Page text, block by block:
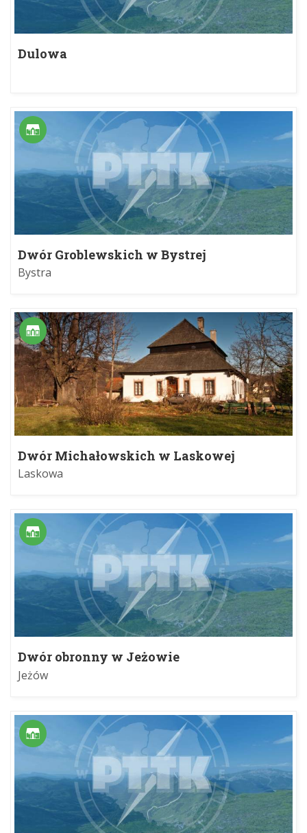
Dulowa
Dwór Groblewskich w Bystrej
Bystra
Dwór Michałowskich w Laskowej
Laskowa
Dwór obronny w Jeżowie
Jeżów